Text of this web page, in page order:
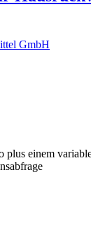
GmbH
plus einem